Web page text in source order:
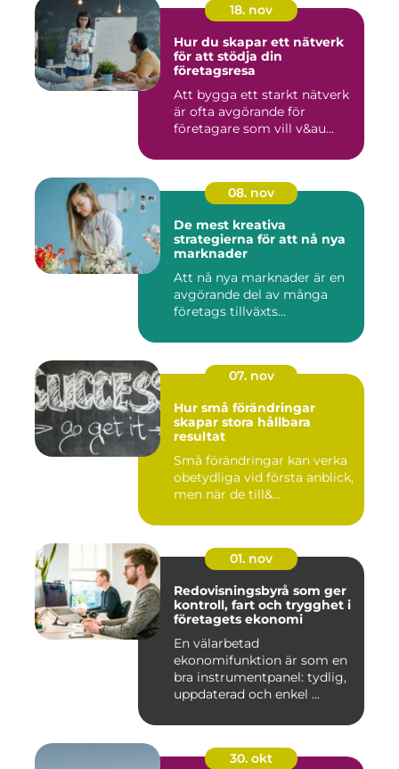
18. nov
Hur du skapar ett nätverk
för att stödja din
företagsresa
Att bygga ett starkt nätverk
är ofta avgörande för
företagare som vill v&au...
08. nov
De mest kreativa
strategierna för att nå nya
marknader
Att nå nya marknader är en
avgörande del av många
företags tillväxts...
07. nov
Hur små förändringar
skapar stora hållbara
resultat
Små förändringar kan verka
obetydliga vid första anblick,
men när de till&...
01. nov
Redovisningsbyrå som ger
kontroll, fart och trygghet i
företagets ekonomi
En välarbetad
ekonomifunktion är som en
bra instrumentpanel: tydlig,
uppdaterad och enkel ...
30. okt